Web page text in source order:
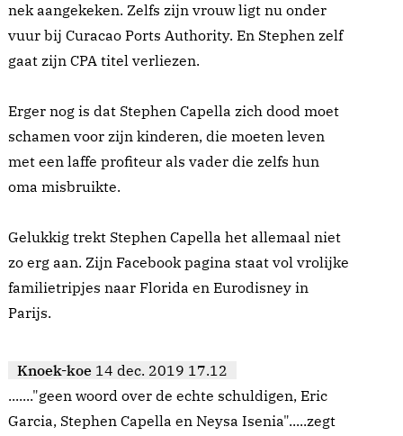
nek aangekeken. Zelfs zijn vrouw ligt nu onder
vuur bij Curacao Ports Authority. En Stephen zelf
gaat zijn CPA titel verliezen.
Erger nog is dat Stephen Capella zich dood moet
schamen voor zijn kinderen, die moeten leven
met een laffe profiteur als vader die zelfs hun
oma misbruikte.
Gelukkig trekt Stephen Capella het allemaal niet
zo erg aan. Zijn Facebook pagina staat vol vrolijke
familietripjes naar Florida en Eurodisney in
Parijs.
Knoek-koe 14 dec. 2019 17.12
......."geen woord over de echte schuldigen, Eric
Garcia, Stephen Capella en Neysa Isenia".....zegt